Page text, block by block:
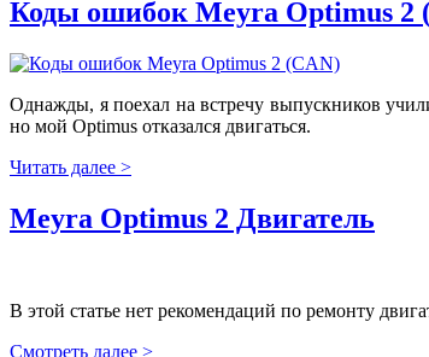
Коды ошибок Meyra Optimus 2
Однажды, я поехал на встречу выпускников
но мой Optimus отказался двигаться.
Читать далее >
Meyra Optimus 2 Двигатель
В этой статье нет рекомендаций по ремонту
Смотреть далее >